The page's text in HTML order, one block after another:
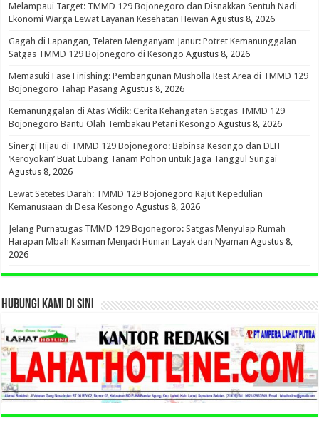
Melampaui Target: TMMD 129 Bojonegoro dan Disnakkan Sentuh Nadi
Ekonomi Warga Lewat Layanan Kesehatan Hewan Agustus 8, 2026
Gagah di Lapangan, Telaten Menganyam Janur: Potret Kemanunggalan
Satgas TMMD 129 Bojonegoro di Kesongo Agustus 8, 2026
Memasuki Fase Finishing: Pembangunan Musholla Rest Area di TMMD 129
Bojonegoro Tahap Pasang Agustus 8, 2026
Kemanunggalan di Atas Widik: Cerita Kehangatan Satgas TMMD 129
Bojonegoro Bantu Olah Tembakau Petani Kesongo Agustus 8, 2026
Sinergi Hijau di TMMD 129 Bojonegoro: Babinsa Kesongo dan DLH
‘Keroyokan’ Buat Lubang Tanam Pohon untuk Jaga Tanggul Sungai
Agustus 8, 2026
Lewat Setetes Darah: TMMD 129 Bojonegoro Rajut Kepedulian
Kemanusiaan di Desa Kesongo Agustus 8, 2026
Jelang Purnatugas TMMD 129 Bojonegoro: Satgas Menyulap Rumah
Harapan Mbah Kasiman Menjadi Hunian Layak dan Nyaman Agustus 8,
2026
HUBUNGI KAMI DI SINI